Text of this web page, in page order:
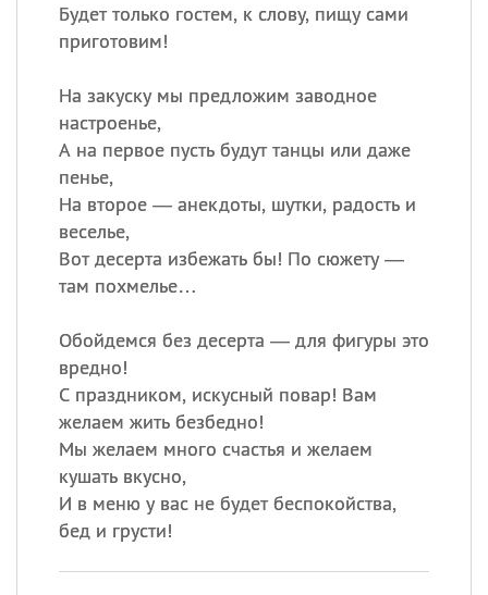
Будет только гостем, к слову, пищу сами
приготовим!
На закуску мы предложим заводное
настроенье,
А на первое пусть будут танцы или даже
пенье,
На второе — анекдоты, шутки, радость и
веселье,
Вот десерта избежать бы! По сюжету —
там похмелье…
Обойдемся без десерта — для фигуры это
вредно!
С праздником, искусный повар! Вам
желаем жить безбедно!
Мы желаем много счастья и желаем
кушать вкусно,
И в меню у вас не будет беспокойства,
бед и грусти!